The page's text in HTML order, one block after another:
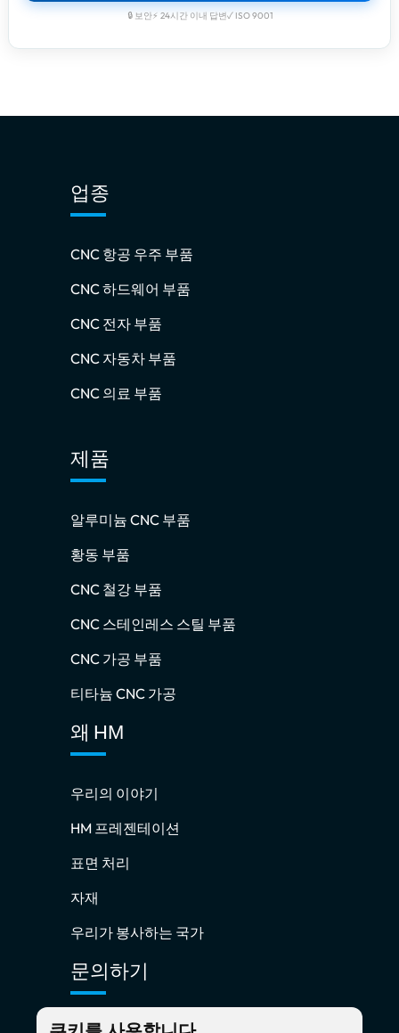
🔒 보안⚡ 24시간 이내 답변✓ ISO 9001
업종
CNC 항공 우주 부품
CNC 하드웨어 부품
CNC 전자 부품
CNC 자동차 부품
CNC 의료 부품
제품
알루미늄 CNC 부품
황동 부품
CNC 철강 부품
CNC 스테인레스 스틸 부품
CNC 가공 부품
티타늄 CNC 가공
왜 HM
우리의 이야기
HM 프레젠테이션
표면 처리
자재
우리가 봉사하는 국가
문의하기